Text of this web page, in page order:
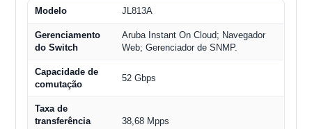
Modelo JL813A
Gerenciamento
do Switch
Aruba Instant On Cloud; Navegador
Web; Gerenciador de SNMP.
Capacidade de
comutação
52 Gbps
Taxa de
transferência
38,68 Mpps